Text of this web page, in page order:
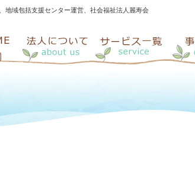
地域包括支援センター運営、社会福祉法人麗寿会